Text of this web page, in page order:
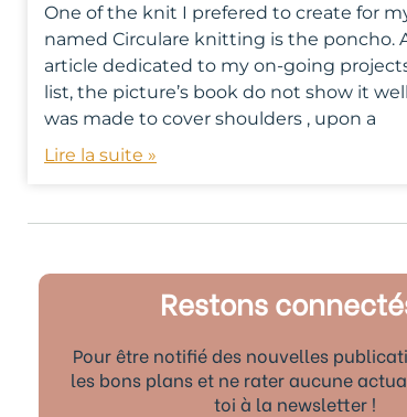
One of the knit I prefered to create for
named Circulare knitting is the poncho.
article dedicated to my on-going
list, the picture’s book do not show it
was made to cover shoulders , upon a
Lire la suite »
Restons
Pour être notifié des nouvelles
les bons plans et ne rater aucune
toi à la newsletter !